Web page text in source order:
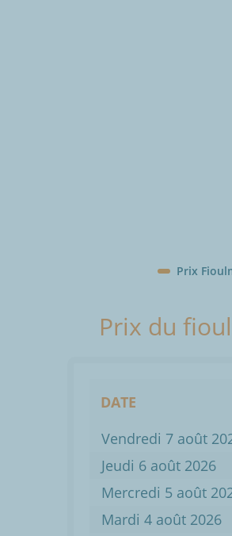
Prix
Prix du
DATE
Vendredi 7 août
Jeudi 6 août 2026
Mercredi 5 août
Mardi 4 août 2026